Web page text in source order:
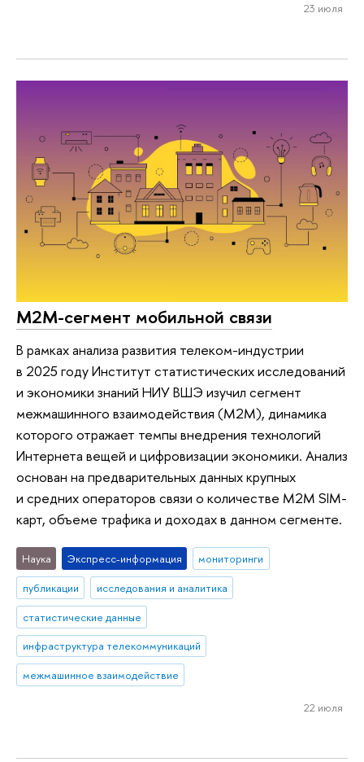
23 июля
M2M-сегмент мобильной связи
В рамках анализа развития телеком-индустрии
в 2025 году Институт статистических исследований
и экономики знаний НИУ ВШЭ изучил сегмент
межмашинного взаимодействия (M2M), динамика
которого отражает темпы внедрения технологий
Интернета вещей и цифровизации экономики. Анализ
основан на предварительных данных крупных
и средних операторов связи о количестве M2M SIM-
карт, объеме трафика и доходах в данном сегменте.
Наука Экспресс-информация
мониторинги
публикации
исследования и аналитика
статистические данные
инфраструктура телекоммуникаций
межмашинное взаимодействие
22 июля